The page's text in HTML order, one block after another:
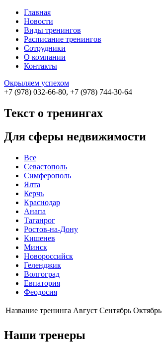
Главная
Новости
Виды тренингов
Расписание тренингов
Сотрудники
О компании
Контакты
Окрыляем успехом
+7 (978) 032-66-80, +7 (978) 744-30-64
Текст о тренингах
Для сферы недвижимости
Все
Севастополь
Симферополь
Ялта
Керчь
Краснодар
Анапа
Таганрог
Ростов-на-Дону
Кишенев
Минск
Новороссийск
Геленджик
Волгоград
Евпатория
Феодосия
Название тренинга Август Сентябрь Октябрь
Наши тренеры